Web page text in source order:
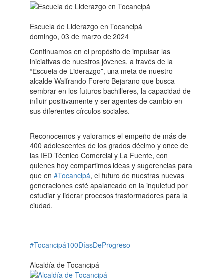
Escuela de Liderazgo en Tocancipá
domingo, 03 de marzo de 2024
Continuamos en el propósito de impulsar las
iniciativas de nuestros jóvenes, a través de la
“Escuela de Liderazgo”, una meta de nuestro
alcalde Walfrando Forero Bejarano que busca
sembrar en los futuros bachilleres, la capacidad de
influir positivamente y ser agentes de cambio en
sus diferentes círculos sociales.
Reconocemos y valoramos el empeño de más de
400 adolescentes de los grados décimo y once de
las IED Técnico Comercial y La Fuente, con
quienes hoy compartimos ideas y sugerencias para
que en #Tocancipá, el futuro de nuestras nuevas
generaciones esté apalancado en la inquietud por
estudiar y liderar procesos trasformadores para la
ciudad.
#Tocancipá100DíasDeProgreso
Alcaldía de Tocancipá